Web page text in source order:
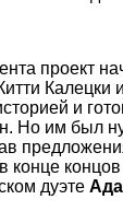
проект
Калецки
и
Но им был
конце
дуэте